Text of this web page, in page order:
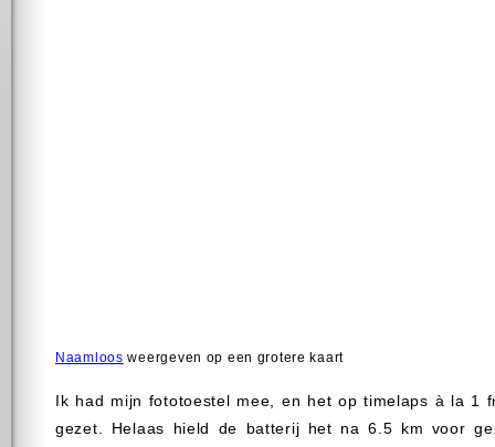
Naamloos weergeven op een grotere kaart
Ik had mijn fototoestel mee, en het op timelaps à la 1
gezet. Helaas hield de batterij het na 6.5 km voor